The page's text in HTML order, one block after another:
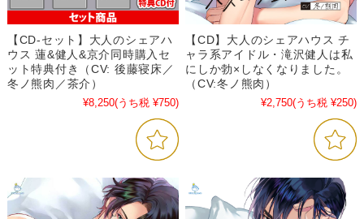
【CD-セット】大人のシェアハ
ウス 蓮&健人&京介同時購入セ
ット特典付き（CV: 後藤寝床／
冬ノ熊肉／茶介）
¥8,250(うち税 ¥750)
【CD】大人のシェアハウス チ
ャラ系アイドル・滝沢健人は私
にしか勃×しなくなりました。
（CV:冬ノ熊肉）
¥2,750(うち税 ¥250)